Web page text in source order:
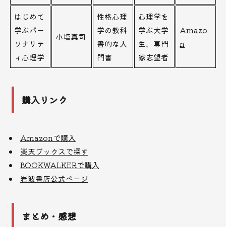
はじめて
学ぶパー
ソナリテ
ィ心理学
小塩真司
性格心理
学の教科
書的な入
門書
心理学を
学ぶ大学
生、専門
家志望者
Amazo
n
購入リンク
Amazonで購入
楽天ブックスで探す
BOOKWALKERで購入
岩波書店公式ページ
まとめ・感想